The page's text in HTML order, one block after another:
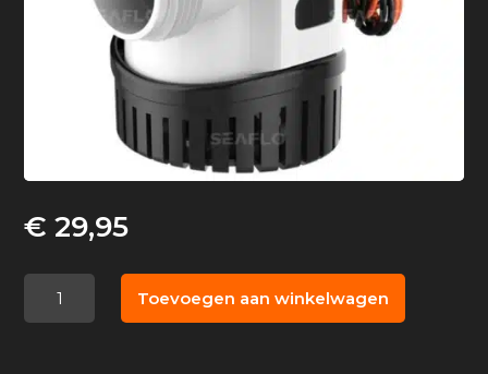
€ 29,95
Toevoegen aan winkelwagen